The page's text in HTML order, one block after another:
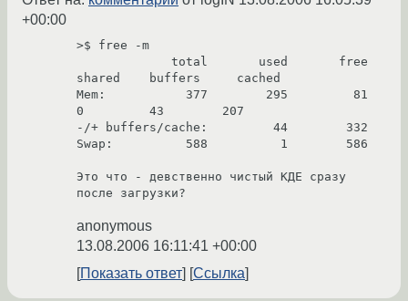
+00:00
>$ free -m
shared    buffers     cached
Mem:           377        295         81
0         43        207
-/+ buffers/cache:         44        332
Swap:          588          1        586
Это что - девственно чистый КДЕ сразу
после загрузки?
anonymous
13.08.2006 16:11:41 +00:00
Показать ответ
Ссылка